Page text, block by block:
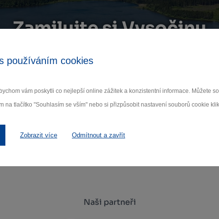
používáním cookies
vám poskytli co nejlepší online zážitek a konzistentní informace. Můžete
na tlačítko "Souhlasím se vším" nebo si přizpůsobit nastavení souborů cookie
Zobrazit více Odmítnout a zavřít
Zamilujte si Vysočinu
se k odběru našeho newsletteru o
Naši partneři